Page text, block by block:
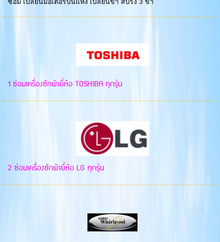
1 ซ่อมเครื่องซักผ้ายี่ห้อ TOSHIBA ทุกรุ่น
2 ซ่อมเครื่องซักผ้ายี่ห้อ LG ทุกรุ่น